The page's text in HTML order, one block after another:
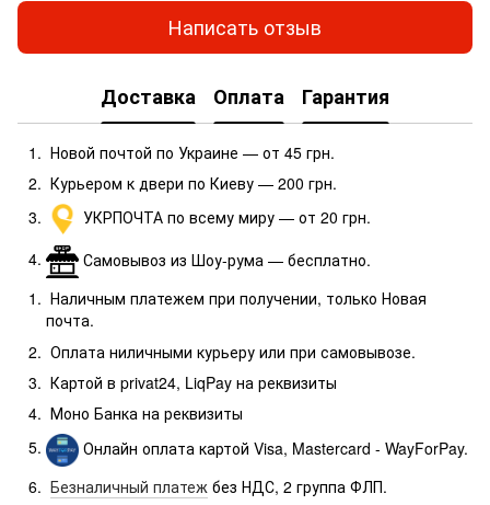
Написать отзыв
Доставка Оплата Гарантия
Новой почтой по Украине — от 45 грн.
Курьером к двери по Киеву — 200 грн.
УКРПОЧТА по всему миру — от 20 грн.
Самовывоз из Шоу-рума — бесплатно.
Наличным платежем при получении, только Новая
почта.
Оплата ниличными курьеру или при самовывозе.
Картой в privat24, LiqPay на реквизиты
Моно Банка на реквизиты
Онлайн оплата картой Visa, Mastercard - WayForPay.
Безналичный платеж без НДС, 2 группа ФЛП.